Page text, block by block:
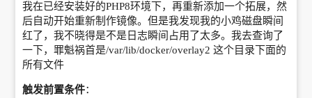
我在已经安装好的PHP8环境下，再重新添加一个拓展，然
后自动开始重新制作镜像。但是我发现我的小鸡磁盘瞬间
红了，我不晓得是不是日志瞬间占用了太多。我去查询了
一下，罪魁祸首是/var/lib/docker/overlay2 这个目录下面的
所有文件
触发前置条件：